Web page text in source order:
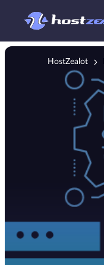
HostZealot